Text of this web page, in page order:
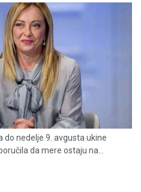
do nedelje 9. avgusta ukine
da mere ostaju na...